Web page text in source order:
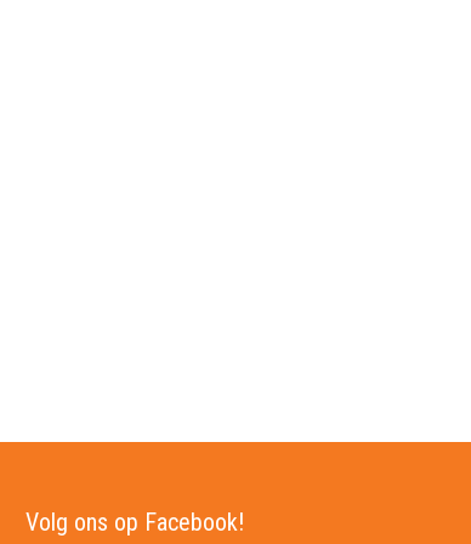
Volg ons op Facebook!